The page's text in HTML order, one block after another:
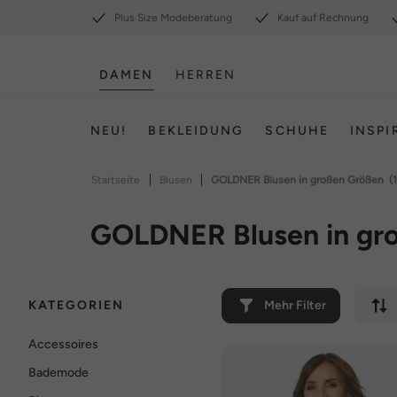
Plus Size Modeberatung Kauf auf Rechnung
DAMEN HERREN
NEU! BEKLEIDUNG SCHUHE
Startseite | Blusen | GOLDNER Blusen in großen Größen
GOLDNER Blusen in
KATEGORIEN Mehr Filter
Accessoires
Bademode